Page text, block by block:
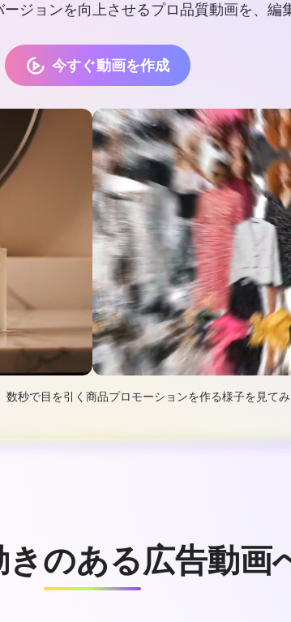
ジョンを向上させるプロ品質動画を、編
今すぐ動画を作成
秒で目を引く商品プロモーションを作る様子を見てみ
のある広告動画